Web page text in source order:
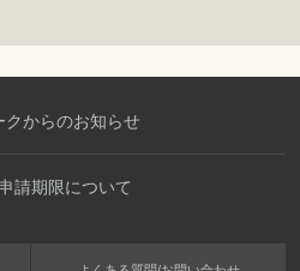
クからのお知らせ
請期限について